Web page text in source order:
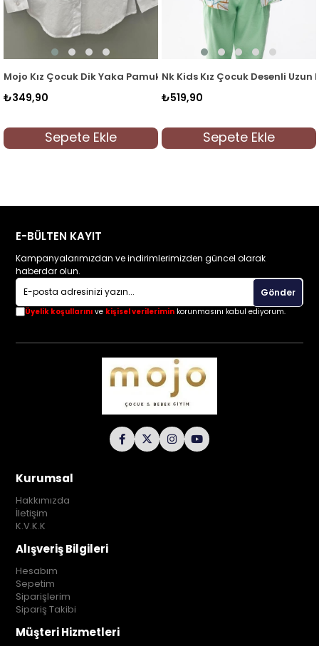
Gömlek Ekru-Mavi
Mojo Kız Çocuk Dik Yaka Pamuklu Gömlek 3792 Beyaz
₺349,90
Sepete Ekle
Nk Kids Kız Çocuk
₺519,90
Sepete Ekle
E-BÜLTEN KAYIT
Kampanyalarımızdan ve indirimlerimizden güncel olarak
haberdar olun.
Gönder
Üyelik koşullarını ve kişisel verilerimin korunmasını kabul ediyorum.
Kurumsal
Hakkımızda
İletişim
K.V.K.K
Alışveriş Bilgileri
Hesabım
Sepetim
Siparişlerim
Sipariş Takibi
Müşteri Hizmetleri